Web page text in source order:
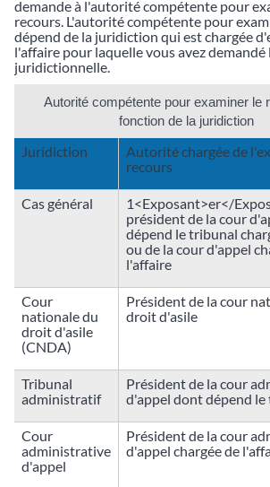
demande à l'autorité compétente pour
recours. L'autorité compétente pour
dépend de la juridiction qui est chargée
l'affaire pour laquelle vous avez demandé
juridictionnelle.
Autorité compétente pour examiner le
fonction de la juridiction
Juridiction
Autorité chargée de
recours
Cas général
1<Exposant>er</
président de la cour
dépend le tribunal
ou de la cour d'appel
l'affaire
Cour
nationale du
droit d'asile
(CNDA)
Président de la cour
droit d'asile
Tribunal
administratif
Président de la cour
d'appel dont dépend
Cour
administrative
d'appel
Président de la cour
d'appel chargée de